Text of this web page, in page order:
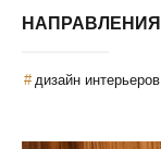
НАПРАВЛЕНИЯ
дизайн интерьеров